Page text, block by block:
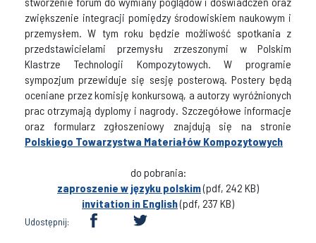
zwiększenie integracji pomiędzy środowiskiem naukowym i
przemysłem. W tym roku będzie możliwość spotkania z
przedstawicielami przemysłu zrzeszonymi w Polskim
Klastrze Technologii Kompozytowych. W programie
sympozjum przewiduje się sesję posterową. Postery będą
oceniane przez komisję konkursową, a autorzy wyróżnionych
prac otrzymają dyplomy i nagrody. Szczegółowe informacje
oraz formularz zgłoszeniowy znajdują się na stronie
Polskiego Towarzystwa Materiałów Kompozytowych
do pobrania:
zaproszenie w języku polskim(pdf, 242 KB)
invitation in English(pdf, 237 KB)
Udostępnij: